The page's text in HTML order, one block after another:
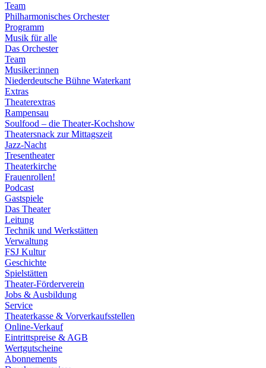
Team
Philharmonisches Orchester
Programm
Musik für alle
Das Orchester
Team
Musiker:innen
Niederdeutsche Bühne Waterkant
Extras
Theaterextras
Rampensau
Soulfood – die Theater-Kochshow
Theatersnack zur Mittagszeit
Jazz-Nacht
Tresentheater
Theaterkirche
Frauenrollen!
Podcast
Gastspiele
Das Theater
Leitung
Technik und Werkstätten
Verwaltung
FSJ Kultur
Geschichte
Spielstätten
Theater-Förderverein
Jobs & Ausbildung
Service
Theaterkasse & Vorverkaufsstellen
Online-Verkauf
Eintrittspreise & AGB
Wertgutscheine
Abonnements